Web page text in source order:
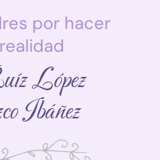
por hacer
López
Ibáñez